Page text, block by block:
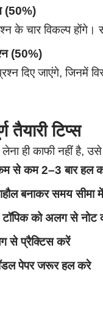
(50%)
के चार विकल्प होंगे।
(50%)
जाएंगे, जिनमें
तैयारी टिप्स
ही काफी नहीं है,
से कम 2–3 बार हल
बनाकर समय सीमा
टॉपिक को अलग से नोट
से प्रैक्टिस करें
पेपर जरूर हल करे